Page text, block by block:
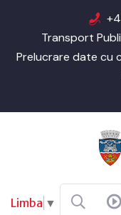
Transport
Prelucrare date cu
Limba ▼